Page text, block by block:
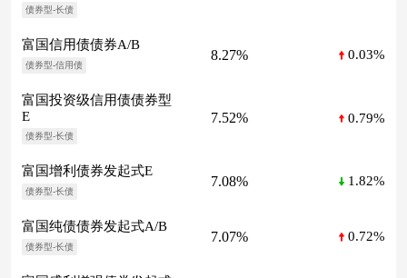
债券型-长债
富国信用债债券A/B
债券型-信用债
8.27% 0.03%
富国投资级信用债债券型
E
债券型-长债
7.52% 0.79%
富国增利债券发起式E
债券型-长债
7.08% 1.82%
富国纯债债券发起式A/B
债券型-长债
7.07% 0.72%